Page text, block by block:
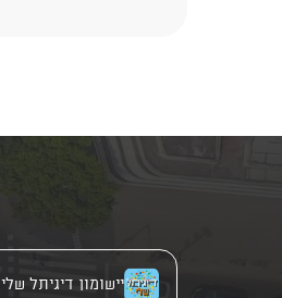
יישומון דיגיתל שלי